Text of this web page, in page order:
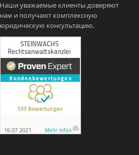
Наши уважаемые клиенты доверяют
нам и получают комплексную
юридическую консультацию.